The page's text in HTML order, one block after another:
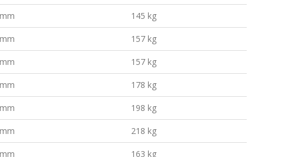
145 kg
157 kg
157 kg
178 kg
198 kg
218 kg
163 kg